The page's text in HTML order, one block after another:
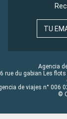
TU
Agencia
rue du gabian Les
de viajes n° 006
©